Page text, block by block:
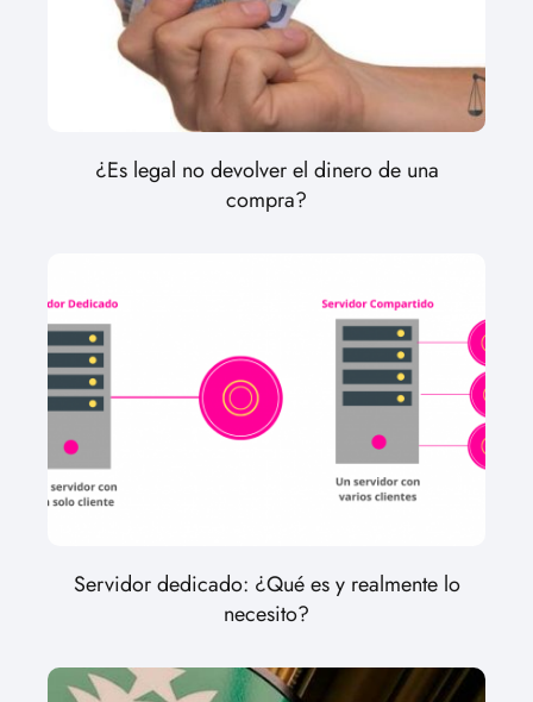
¿Es legal no devolver el dinero de una
compra?
Servidor dedicado: ¿Qué es y realmente lo
necesito?